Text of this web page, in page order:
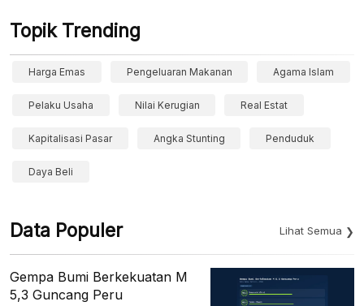
Topik Trending
Harga Emas Pengeluaran Makanan Agama Islam
Pelaku Usaha Nilai Kerugian Real Estat
Kapitalisasi Pasar Angka Stunting Penduduk
Daya Beli
Data Populer Lihat Semua
Gempa Bumi Berkekuatan M
5,3 Guncang Peru